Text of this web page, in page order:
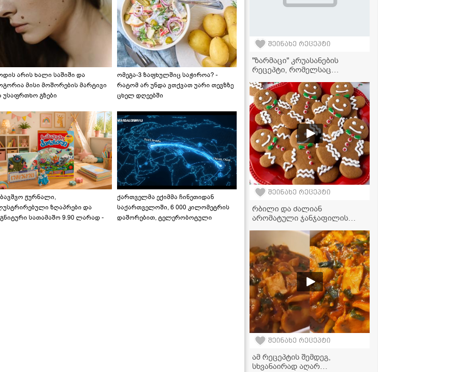
არის ხალი საშიში და
მისი მოშორების მარტივი
უსაფრთხო გზები
ომეგა-3 ზაფხულშიც საჭიროა? -
რატომ არ უნდა ვთქვათ უარი თევზზე
ცხელ დღეებში
ჟურნალი,
ზღაპრები და
სათამაშო 9.90 ლარად -
ქართველმა ექიმმა ჩინეთიდან
საქართველოში, 6 000 კილომეტრის
დაშორებით, ტელერობოტული
შეინახე რეცეპტი
"ზარმაცი" კრუასანების
რეცეპტი, რომელსაც
სჭირდება!
შეინახე რეცეპტი
რბილი და ძალიან
არომატული ჯანჯაფილის
შეინახე რეცეპტი
ამ რეცეპტის შემდეგ,
სხვანაირად აღარ